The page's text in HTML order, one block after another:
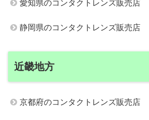
愛知県のコンタクトレンズ販売店
静岡県のコンタクトレンズ販売店
近畿地方
京都府のコンタクトレンズ販売店